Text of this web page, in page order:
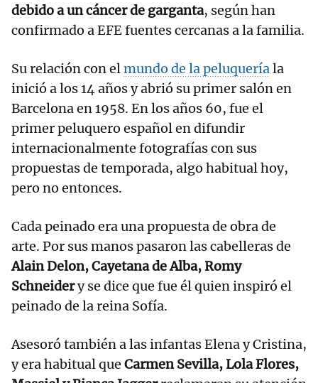
debido a un cáncer de garganta, según han
confirmado a EFE fuentes cercanas a la familia.
Su relación con elmundo de la peluqueríala
inició a los 14 años y abrió su primer salón en
Barcelona en 1958. En los años 60, fue el
primer peluquero español en difundir
internacionalmente fotografías con sus
propuestas de temporada, algo habitual hoy,
pero no entonces.
Cada peinado era una propuesta de obra de
arte. Por sus manos pasaron las cabelleras de
Alain Delon, Cayetana de Alba, Romy
Schneidery se dice que fue él quien inspiró el
peinado de la reina Sofía.
Asesoró también a las infantas Elena y Cristina,
y era habitual que Carmen Sevilla, Lola Flores,